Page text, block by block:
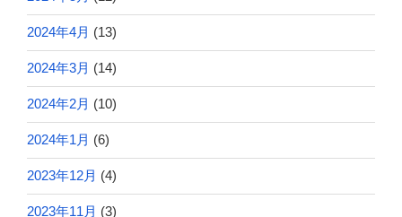
2024年4月 (13)
2024年3月 (14)
2024年2月 (10)
2024年1月 (6)
2023年12月 (4)
2023年11月 (3)